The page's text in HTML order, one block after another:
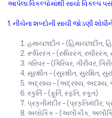
આપેલા વિકલ્પોમાંથી સાચો વિકલ્પ
1. નીચેના શબ્દોની સાચી જોડણી
હમાચ્છાદીત – (હિમાચ્છાદીત,
રૂધિરરંગ – (રુધિરરંગ, રુધીરરંગ,
ગરિવર – (ગિરિવર, ગીરીવર,
સૂરક્ષીત – (સુરક્ષીત, સુરક્ષિત,
અદ્રશ્ય – (અદ્રશ્ય, અદશ્ય,
સ્કુર્તિ – (ફૂર્તિ, સ્ફતિ, સ્કૂત)
પ્રકૃતીમંદીર – (પ્રકૃતિમંદીર,
અલોકિક – (અલૌકીક,